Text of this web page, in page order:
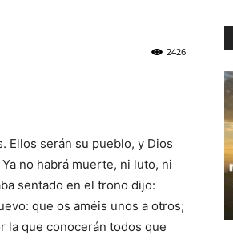
2426
Ellos serán su pueblo, y Dios
no habrá muerte, ni luto, ni
sentado en el trono dijo:
que os améis unos a otros;
la que conocerán todos que